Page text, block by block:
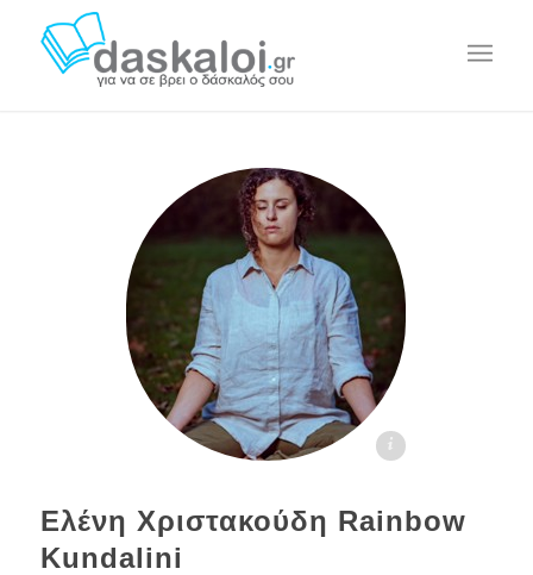
Ελένη Χριστακούδη daskaloi.gr
Ελένη Χριστακούδη Rainbow
Kundalini